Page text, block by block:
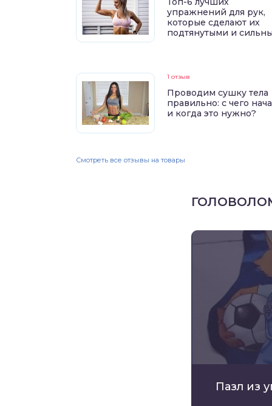
упражнений для рук,
которые сделают их
подтянутыми и
1 отзыв
Проводим сушку тела
правильно: с чего
и когда это нужно?
Смотреть все отзывы на товары
Пазл из